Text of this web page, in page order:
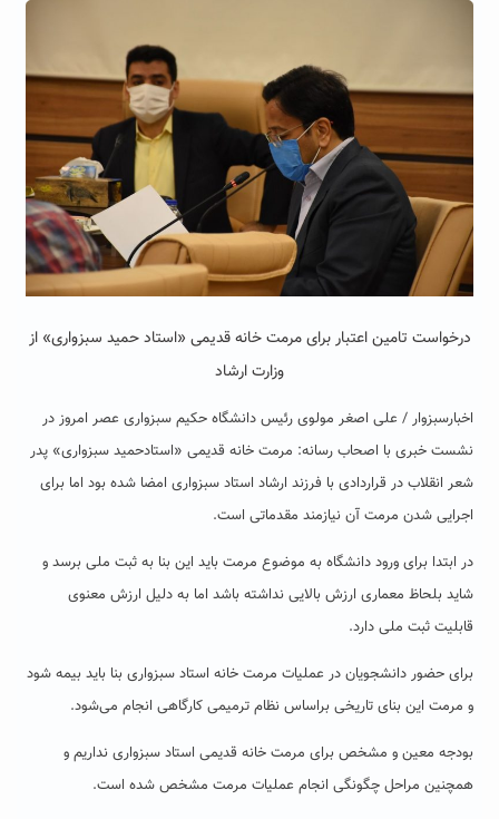
درخواست تامین اعتبار برای مرمت خانه قدیمی «استاد حمید سبزواری» از
وزارت ارشاد
اخبارسبزوار / علی اصغر مولوی رئیس دانشگاه حکیم سبزواری عصر امروز در
نشست خبری با اصحاب رسانه: مرمت خانه قدیمی «استادحمید سبزواری» پدر
شعر انقلاب در قراردادی با فرزند ارشاد استاد سبزواری امضا شده بود اما برای
اجرایی شدن مرمت آن نیازمند مقدماتی است.
در ابتدا برای ورود دانشگاه به موضوع مرمت باید این بنا به ثبت ملی برسد و
شاید بلحاظ معماری ارزش بالایی نداشته باشد اما به دلیل ارزش معنوی
قابلیت ثبت ملی دارد.
برای حضور دانشجویان در عملیات مرمت خانه استاد سبزواری بنا باید بیمه شود
و مرمت این بنای تاریخی براساس نظام ترمیمی کارگاهی انجام می‌شود.
بودجه معین و مشخص برای مرمت خانه قدیمی استاد سبزواری نداریم و
همچنین مراحل چگونگی انجام عملیات مرمت مشخص شده است.